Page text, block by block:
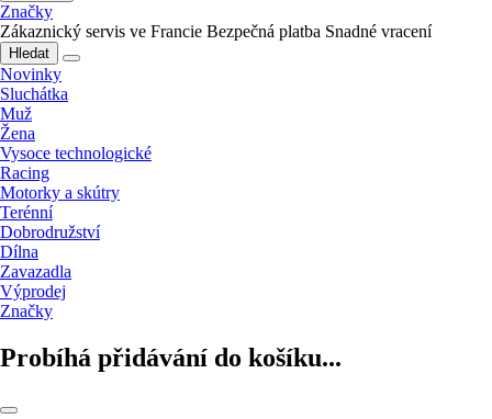
Značky
Zákaznický servis ve Francie Bezpečná platba Snadné vracení
Hledat
Novinky
Sluchátka
Muž
Žena
Vysoce technologické
Racing
Motorky a skútry
Terénní
Dobrodružství
Dílna
Zavazadla
Výprodej
Značky
Probíhá přidávání do košíku...